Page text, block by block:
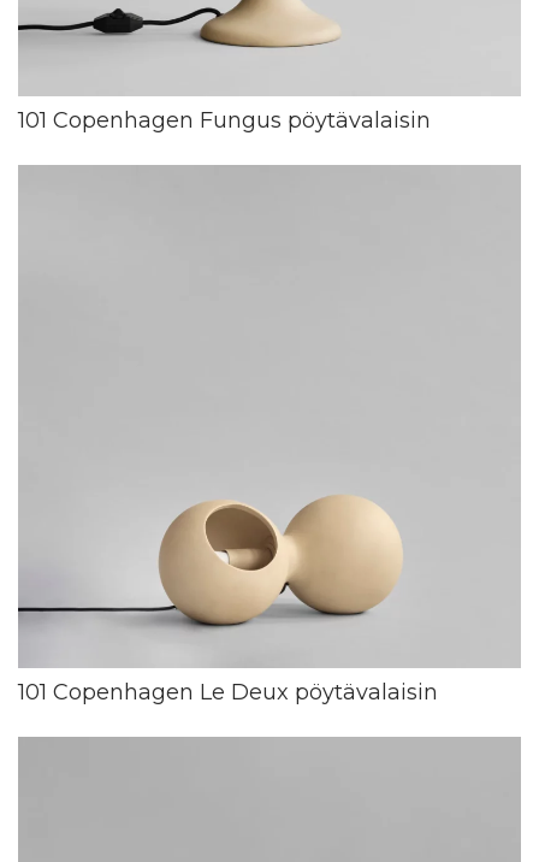
101 Copenhagen Fungus pöytävalaisin
101 Copenhagen Le Deux pöytävalaisin